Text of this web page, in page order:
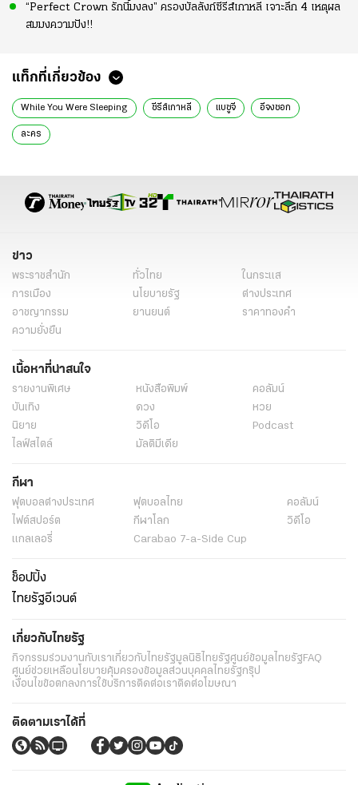
“Perfect Crown รักนี้มงลง” ครองบัลลังก์ซีรีส์เกาหลี เจาะลึก 4 เหตุผล
สมมงความปัง!!
แท็กที่เกี่ยวข้อง
While You Were Sleeping ซีรีส์เกาหลี แบซูจี อีจงซอก
ละคร
ข่าว
พระราชสำนัก ทั่วไทย
ในกระแส
การเมือง
นโยบายรัฐ
ต่างประเทศ
อาชญากรรม
ยานยนต์
ราคาทองคำ
ความยั่งยืน
เนื้อหาที่น่าสนใจ
รายงานพิเศษ หนังสือพิมพ์
คอลัมน์
บันเทิง
ดวง
หวย
นิยาย
วิดีโอ
Podcast
ไลฟ์สไตล์
มัลติมีเดีย
กีฬา
ฟุตบอลต่่างประเทศ ฟุตบอลไทย
คอลัมน์
ไฟต์สปอร์ต
กีฬาโลก
วิดีโอ
แกลเลอรี่
Carabao 7-a-Side Cup
ช็อปปิ้ง
ไทยรัฐอีเวนต์
เกี่ยวกับไทยรัฐ
กิจกรรมร่วมงานกับเราเกี่ยวกับไทยรัฐมูลนิธิไทยรัฐศูนย์ข้อมูลไทยรัฐFAQ
ศูนย์ช่วยเหลือนโยบายคุ้มครองข้อมูลส่วนบุคคลไทยรัฐกรุ๊ป
เงื่อนไขข้อตกลงการใช้บริการติดต่อเราติดต่อโฆษณา
ติดตามเราได้ที่